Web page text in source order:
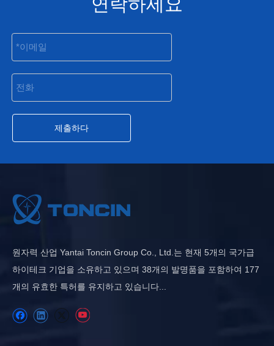
제출하다
원자력 산업 Yantai Toncin Group Co., Ltd.는 현재 5개의 국가급
하이테크 기업을 소유하고 있으며 38개의 발명품을 포함하여 177
개의 유효한 특허를 유지하고 있습니다...